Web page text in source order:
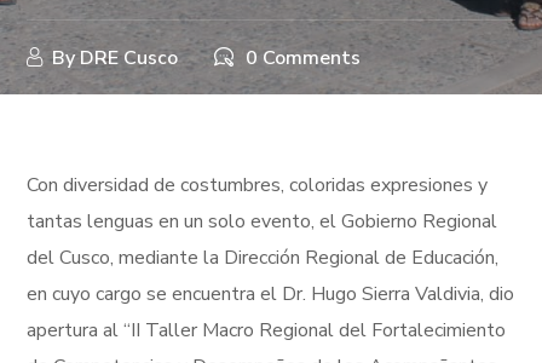
ByDRE Cusco 0 Comments
Con diversidad de costumbres, coloridas expresiones y
tantas lenguas en un solo evento, el Gobierno Regional
del Cusco, mediante la Dirección Regional de Educación,
en cuyo cargo se encuentra el Dr. Hugo Sierra Valdivia, dio
apertura al “II Taller Macro Regional del Fortalecimiento